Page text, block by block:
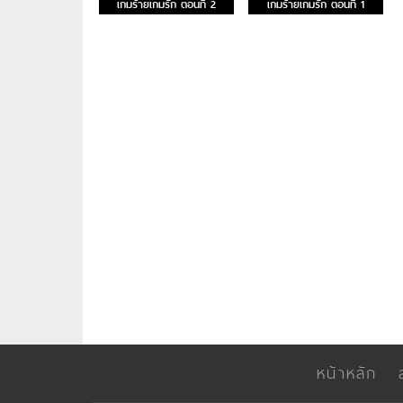
เกมร้ายเกมรัก ตอนที่ 2
เกมร้ายเกมรัก ตอนที่ 1
หน้าหลัก